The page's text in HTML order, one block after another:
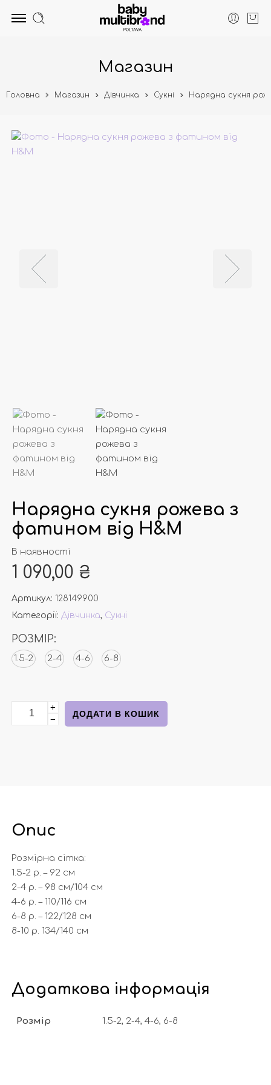
Магазин
Головна Магазин Дівчинка Сукні Нарядна сукня
Нарядна сукня рожева з
фатином від Н&М
В наявності
1 090,00 ₴
Артикул: 128149900
Категорії: Дівчинка, Сукні
РОЗМІР:
1.5-2 2-4 4-6 6-8
Нарядна сукня рожева з фатином від Н&М кількість
+
−
ДОДАТИ В КОШИК
Опис
Розмірна сітка:
1.5-2 р. – 92 см
2-4 р. – 98 см/104 cм
4-6 р. – 110/116 см
6-8 р. – 122/128 см
8-10 р. 134/140 см
Додаткова інформація
Розмір 1.5-2, 2-4, 4-6, 6-8